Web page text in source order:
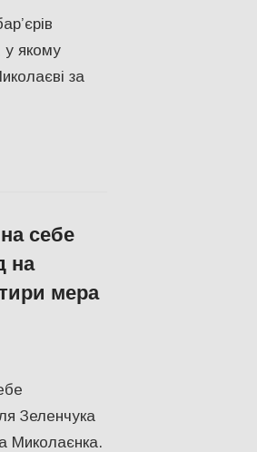
у якому
за
себе
на
мера
Зеленчука
Миколаєнка.